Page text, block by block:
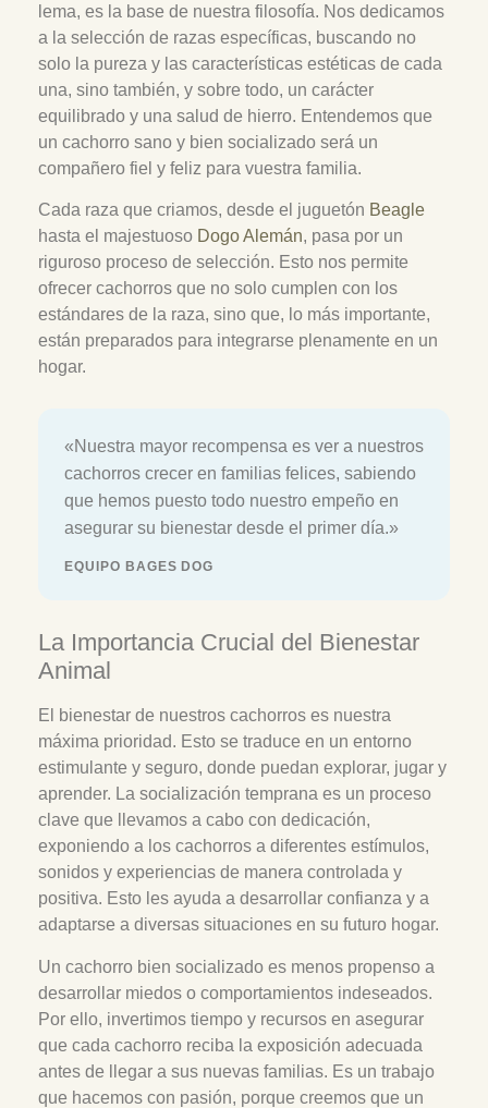
lema, es la base de nuestra filosofía. Nos dedicamos
a la selección de razas específicas, buscando no
solo la pureza y las características estéticas de cada
una, sino también, y sobre todo, un carácter
equilibrado y una salud de hierro. Entendemos que
un cachorro sano y bien socializado será un
compañero fiel y feliz para vuestra familia.
Cada raza que criamos, desde el juguetón Beagle
hasta el majestuoso Dogo Alemán, pasa por un
riguroso proceso de selección. Esto nos permite
ofrecer cachorros que no solo cumplen con los
estándares de la raza, sino que, lo más importante,
están preparados para integrarse plenamente en un
hogar.
«Nuestra mayor recompensa es ver a nuestros
cachorros crecer en familias felices, sabiendo
que hemos puesto todo nuestro empeño en
asegurar su bienestar desde el primer día.»
EQUIPO BAGES DOG
La Importancia Crucial del Bienestar
Animal
El bienestar de nuestros cachorros es nuestra
máxima prioridad. Esto se traduce en un entorno
estimulante y seguro, donde puedan explorar, jugar y
aprender. La socialización temprana es un proceso
clave que llevamos a cabo con dedicación,
exponiendo a los cachorros a diferentes estímulos,
sonidos y experiencias de manera controlada y
positiva. Esto les ayuda a desarrollar confianza y a
adaptarse a diversas situaciones en su futuro hogar.
Un cachorro bien socializado es menos propenso a
desarrollar miedos o comportamientos indeseados.
Por ello, invertimos tiempo y recursos en asegurar
que cada cachorro reciba la exposición adecuada
antes de llegar a sus nuevas familias. Es un trabajo
que hacemos con pasión, porque creemos que un